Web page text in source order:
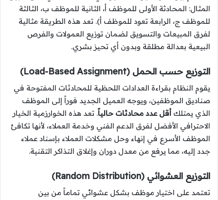
المثال: المحادثة الأولى للموظف أ، الثانية للموظف ب، الثالثة
للموظف ج، الرابعة تعود للموظف أ). تعد هذه الطريقة مثالية
لفرق المبيعات والتسويق لضمان توزيع العمولات والفرص
البيعية بعدالة مطلقة وبدون أي تحيز بشري.
التوزيع حسب الحمل (Load-Based Assignment)
يقوم النظام بقراءة العدادات اللحظية للمحادثات المفتوحة في
صناديق الموظفين، ويوجه العميل الجديد فوراً إلى الموظف
الذي يمتلك أقل عدد محادثات حالياً. تعد هذه الخوارزمية الخيار
الاحترافي الأفضل لفرق الدعم الفني وخدمة العملاء، لأنها تكافئ
الموظف الأسرع في إنهاء وحل مشكلات العملاء بإسناد عملاء
جدد إليه، مما يرفع من معدل دوران وإغلاق التذاكر التقنية.
التوزيع العشوائي (Random Distribution)
تعتمد على اختيار موظف بشكل عشوائي تماماً من بين